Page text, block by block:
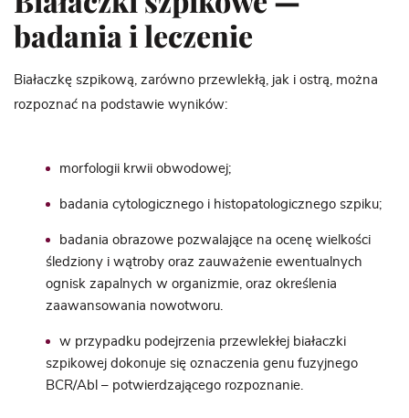
badania i leczenie
Białaczkę szpikową, zarówno przewlekłą, jak i ostrą, można
rozpoznać na podstawie wyników:
morfologii krwii obwodowej;
badania cytologicznego i histopatologicznego szpiku;
badania obrazowe pozwalające na ocenę wielkości
śledziony i wątroby oraz zauważenie ewentualnych
ognisk zapalnych w organizmie, oraz określenia
zaawansowania nowotworu.
w przypadku podejrzenia przewlekłej białaczki
szpikowej dokonuje się oznaczenia genu fuzyjnego
BCR/Abl – potwierdzającego rozpoznanie.